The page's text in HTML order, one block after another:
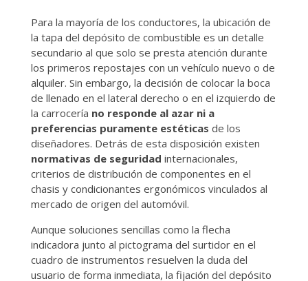
Para la mayoría de los conductores, la ubicación de
la tapa del depósito de combustible es un detalle
secundario al que solo se presta atención durante
los primeros repostajes con un vehículo nuevo o de
alquiler. Sin embargo, la decisión de colocar la boca
de llenado en el lateral derecho o en el izquierdo de
la carrocería no responde al azar ni a
preferencias puramente estéticas de los
diseñadores. Detrás de esta disposición existen
normativas de seguridad internacionales,
criterios de distribución de componentes en el
chasis y condicionantes ergonómicos vinculados al
mercado de origen del automóvil.
Aunque soluciones sencillas como la flecha
indicadora junto al pictograma del surtidor en el
cuadro de instrumentos resuelven la duda del
usuario de forma inmediata, la fijación del depósito